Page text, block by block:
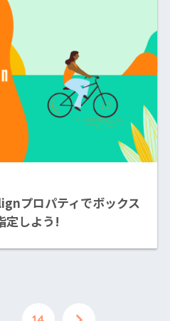
プロパティでボックス
定しよう!